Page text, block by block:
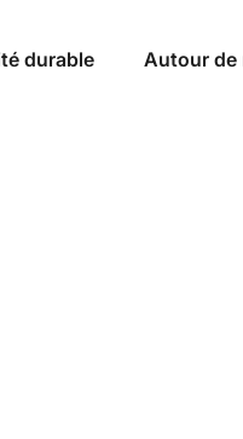
durable Autour de